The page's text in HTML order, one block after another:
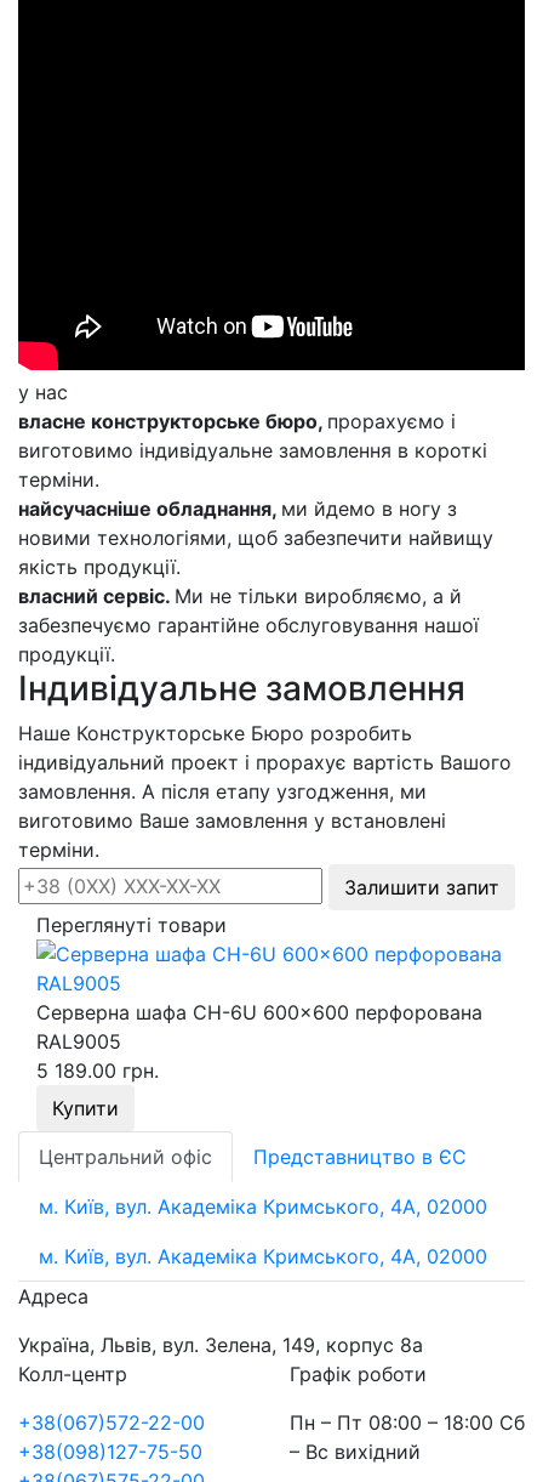
у нас
власне конструкторське бюро, прорахуємо і
виготовимо індивідуальне замовлення в короткі
терміни.
найсучасніше обладнання, ми йдемо в ногу з
новими технологіями, щоб забезпечити найвищу
якість продукції.
власний сервіс. Ми не тільки виробляємо, а й
забезпечуємо гарантійне обслуговування нашої
продукції.
Індивідуальне замовлення
Наше Конструкторське Бюро розробить
індивідуальний проект і прорахує вартість Вашого
замовлення. А після етапу узгодження, ми
виготовимо Ваше замовлення у встановлені
терміни.
Залишити запит
Переглянуті товари
Серверна шафа СН-6U 600x600 перфорована
RAL9005
5 189.00 грн.
Купити
Центральний офіс
Представництво в ЄС
м. Київ, вул. Академіка Кримського, 4А, 02000
м. Київ, вул. Академіка Кримського, 4А, 02000
Адреса
Україна, Львів, вул. Зелена, 149, корпус 8а
Колл-центр
+38(067)572-22-00
+38(098)127-75-50
Графік роботи
Пн – Пт 08:00 – 18:00 Сб
– Вс вихідний